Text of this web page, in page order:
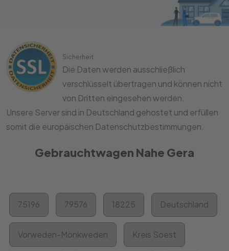
Sicherheit
Die Daten werden ausschließlich
verschlüsselt übertragen und können nicht
von Dritten eingesehen werden.
Unsere Server sind in Deutschland gehostet und erfüllen
somit die europäischen Datenschutzbestimmungen.
Gebrauchtwagen Nahe Gera
75196 79576 18225 Deutschland
Vorweden-Mönkweden Kreis Soest